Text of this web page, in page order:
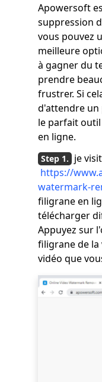
Apowersoft
suppression
vous pouvez
meilleure
à gagner du
prendre
frustrer. Si
d'attendre un
le parfait
en ligne.
je
https://
watermark-
filigrane en
télécharger
Appuyez sur
filigrane de la
vidéo que